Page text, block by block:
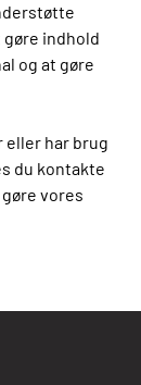
indhold
og at gøre
har brug
du kontakte
vores